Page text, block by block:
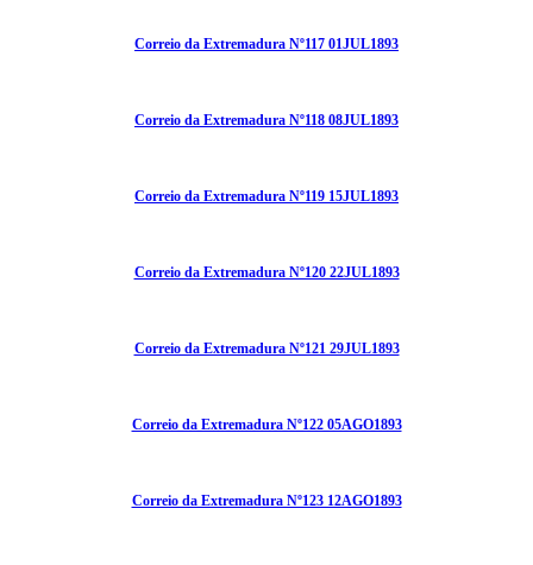
Correio da Extremadura Nº117 01JUL1893
Correio da Extremadura Nº118 08JUL1893
Correio da Extremadura Nº119 15JUL1893
Correio da Extremadura Nº120 22JUL1893
Correio da Extremadura Nº121 29JUL1893
Correio da Extremadura Nº122 05AGO1893
Correio da Extremadura Nº123 12AGO1893